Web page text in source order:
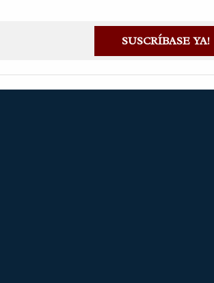
7,
SUSCRÍBASE YA!